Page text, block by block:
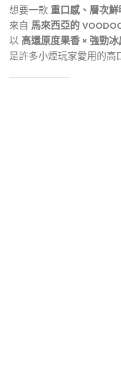
想要一款重口感、層次
來自 馬來西亞的
以高還原度果香 × 強勁
是許多小煙玩家愛用的高